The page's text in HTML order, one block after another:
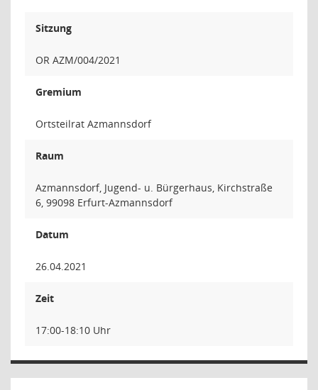
Sitzung
OR AZM/004/2021
Gremium
Ortsteilrat Azmannsdorf
Raum
Azmannsdorf, Jugend- u. Bürgerhaus, Kirchstraße
6, 99098 Erfurt-Azmannsdorf
Datum
26.04.2021
Zeit
17:00-18:10 Uhr